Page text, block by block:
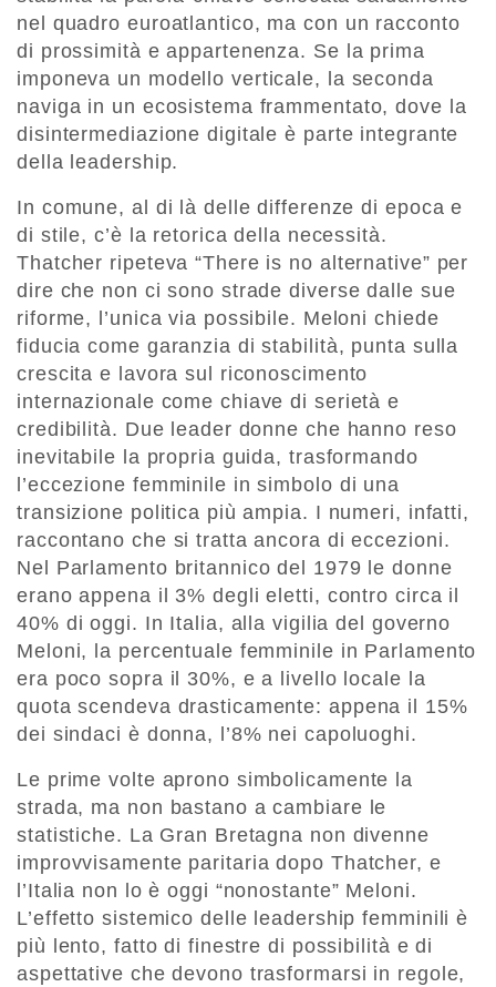
nel quadro euroatlantico, ma con un racconto
di prossimità e appartenenza. Se la prima
imponeva un modello verticale, la seconda
naviga in un ecosistema frammentato, dove la
disintermediazione digitale è parte integrante
della leadership.
In comune, al di là delle differenze di epoca e
di stile, c’è la retorica della necessità.
Thatcher ripeteva “There is no alternative” per
dire che non ci sono strade diverse dalle sue
riforme, l’unica via possibile. Meloni chiede
fiducia come garanzia di stabilità, punta sulla
crescita e lavora sul riconoscimento
internazionale come chiave di serietà e
credibilità. Due leader donne che hanno reso
inevitabile la propria guida, trasformando
l’eccezione femminile in simbolo di una
transizione politica più ampia. I numeri, infatti,
raccontano che si tratta ancora di eccezioni.
Nel Parlamento britannico del 1979 le donne
erano appena il 3% degli eletti, contro circa il
40% di oggi. In Italia, alla vigilia del governo
Meloni, la percentuale femminile in Parlamento
era poco sopra il 30%, e a livello locale la
quota scendeva drasticamente: appena il 15%
dei sindaci è donna, l’8% nei capoluoghi.
Le prime volte aprono simbolicamente la
strada, ma non bastano a cambiare le
statistiche. La Gran Bretagna non divenne
improvvisamente paritaria dopo Thatcher, e
l’Italia non lo è oggi “nonostante” Meloni.
L’effetto sistemico delle leadership femminili è
più lento, fatto di finestre di possibilità e di
aspettative che devono trasformarsi in regole,